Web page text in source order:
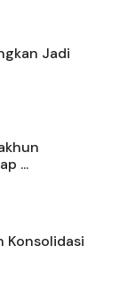
Jadi
...
Konsolidasi